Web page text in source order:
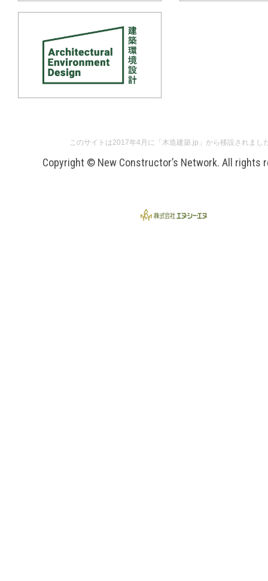
このサイトは2017年4月に「木造建築.jp」から移設されまし
Copyright © New Constructor’s Network. All rights